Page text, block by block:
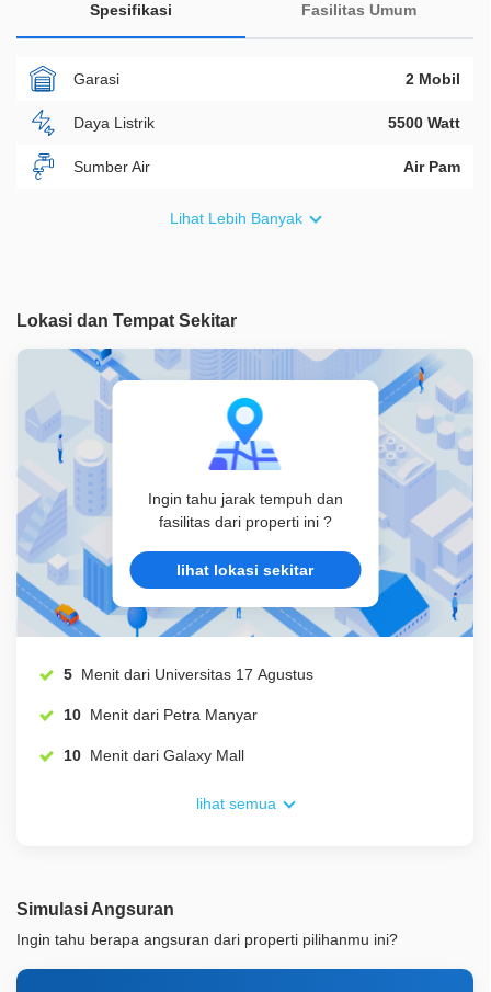
Spesifikasi Fasilitas Umum
Garasi 2 Mobil
Daya Listrik 5500 Watt
Sumber Air Air Pam
Lainnya Kitchen Set, Kompor
Lihat Lebih Banyak
Lokasi dan Tempat Sekitar
Ingin tahu jarak tempuh dan
fasilitas dari properti ini ?
lihat lokasi sekitar
5 Menit dari Universitas 17 Agustus
10 Menit dari Petra Manyar
10 Menit dari Galaxy Mall
lihat semua
Simulasi Angsuran
Ingin tahu berapa angsuran dari properti pilihanmu ini?